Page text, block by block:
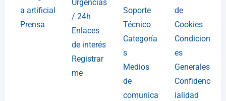
a artificial
Prensa
Urgencias
/ 24h
Enlaces
de interés
Registrar
me
Soporte
Técnico
Categoría
s
Medios
de
comunica
de
Cookies
Condicion
es
Generales
Confidenc
ialidad